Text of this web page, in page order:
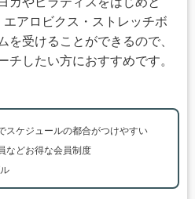
アロビクス・ストレッチボ
を受けることができるので、
チしたい方におすすめです。
スケジュールの都合がつけやすい
などお得な会員制度